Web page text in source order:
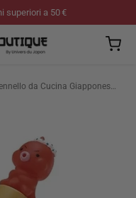
superiori a 50 €
Pennello da Cucina Giapponese Tako-San